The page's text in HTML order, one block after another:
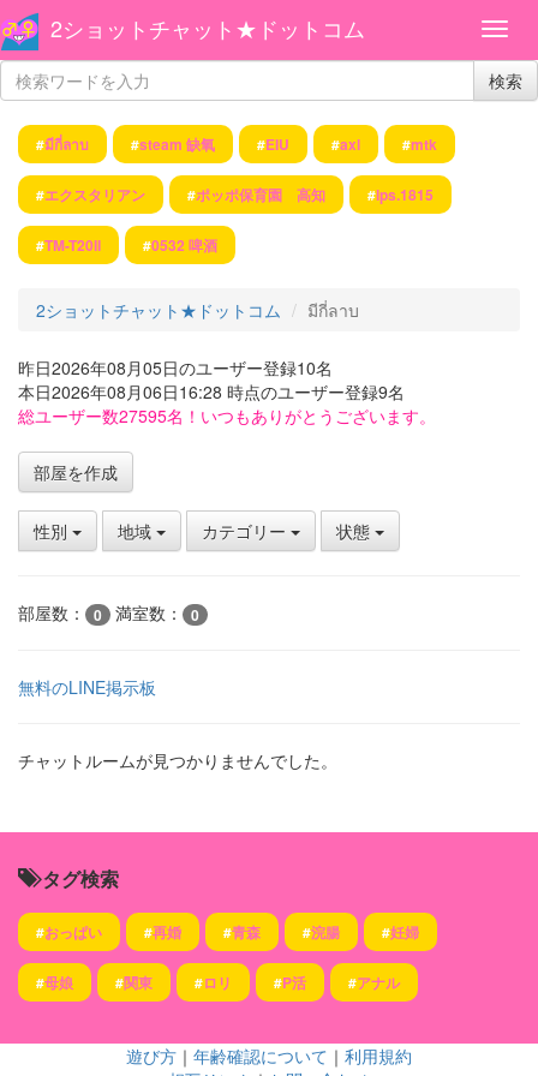
2ショットチャット★ドットコム
検索
#มีกี่ลาบ #steam 缺氧 #EIU #axl #mtk
#エクスタリアン #ポッポ保育園 高知 #lps.1815
#TM-T20II #0532 啤酒
2ショットチャット★ドットコム มีกี่ลาบ
昨日2026年08月05日のユーザー登録10名
本日2026年08月06日16:28 時点のユーザー登録9名
総ユーザー数27595名！いつもありがとうございます。
部屋を作成
性別 地域 カテゴリー 状態
部屋数： 0 満室数： 0
無料のLINE掲示板
チャットルームが見つかりませんでした。
タグ検索
#おっぱい #再婚 #青森 #浣腸 #妊婦
#母娘 #関東 #ロリ #P活 #アナル
遊び方 ｜ 年齢確認について ｜ 利用規約